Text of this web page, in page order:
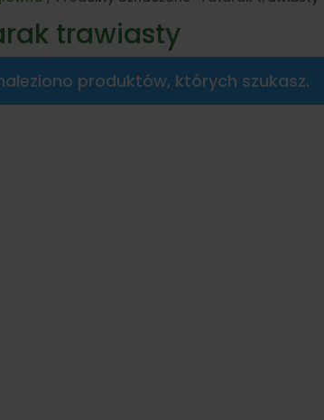
trawiasty
produktów, których szukasz.